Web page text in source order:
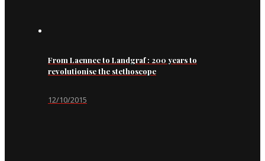
From Laennec to Landgraf : 200 years to
revolutionise the stethoscope
12/10/2015